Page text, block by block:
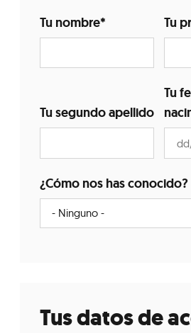
Tu nombre* Tu
Tu segundo apellido
Tu
¿Cómo nos has conocido?
Tus datos de